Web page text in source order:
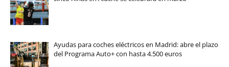
Ayudas para coches eléctricos en Madrid: abre el plazo
del Programa Auto+ con hasta 4.500 euros